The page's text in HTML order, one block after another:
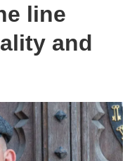
line
and